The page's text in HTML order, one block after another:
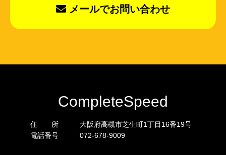
メールでお問い合わせ
CompleteSpeed
住 所
大阪府高槻市芝生町1丁目16番19号
電話番号
072-678-9009